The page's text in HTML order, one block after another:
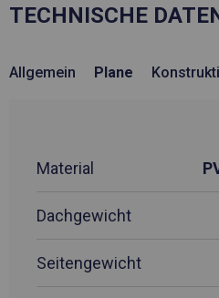
TECHNISCHE
Allgemein Plane
Material
Dachgewicht
Seitengewicht